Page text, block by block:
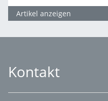
Artikel anzeigen
Kontakt